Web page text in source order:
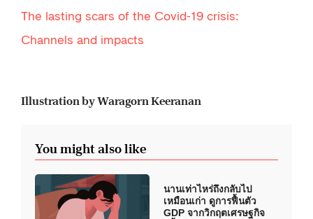
The lasting scars of the Covid-19 crisis:
Channels and impacts
Illustration by Waragorn Keeranan
You might also like
นานเท่าไหร่ถึงกลับไป
เหมือนเก่า ดูการฟื้นตัว
GDP จากวิกฤตเศรษฐกิจ